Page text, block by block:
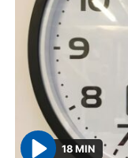
18 MIN